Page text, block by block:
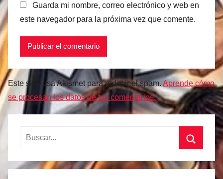
Guarda mi nombre, correo electrónico y web en
este navegador para la próxima vez que comente.
Este sitio usa Akismet para reducir el spam. Aprende cómo
se procesan los datos de tus comentarios.
Buscar: